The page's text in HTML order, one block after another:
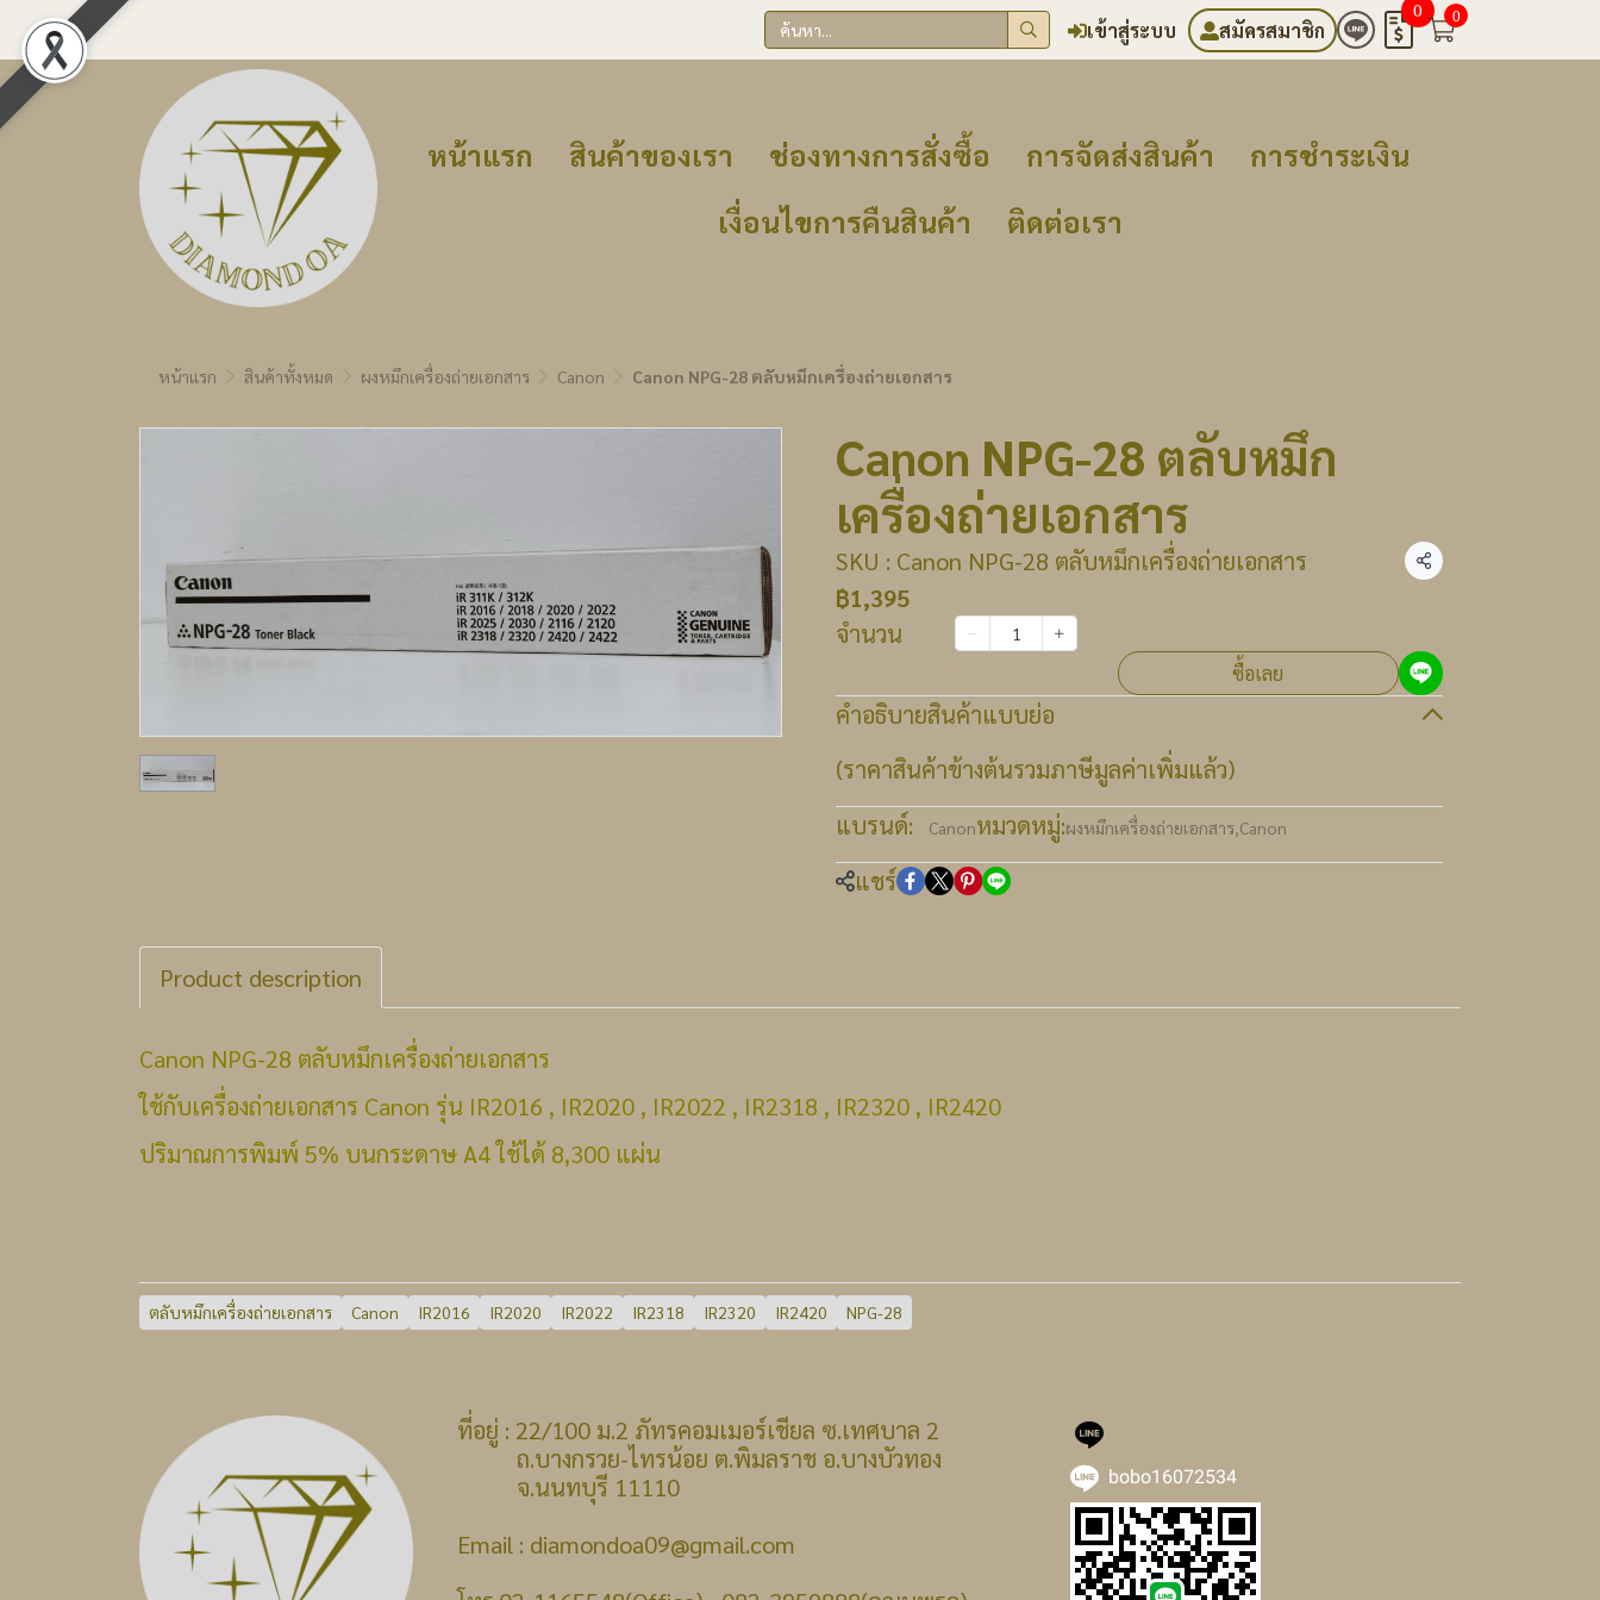
เข้าสู่ระบบ สมัครสมาชิก
0 0
หน้าแรก สินค้าของเรา ช่องทางการสั่งซื้อ การจัดส่งสินค้า
การชำระเงิน
เงื่อนไขการคืนสินค้า
ติดต่อเรา
หน้าแรก สินค้าทั้งหมด ผงหมึกเครื่องถ่ายเอกสาร Canon Canon NPG-28 ตลับหมึกเครื่องถ่ายเอกสาร
Canon NPG-28 ตลับหมึก
เครื่องถ่ายเอกสาร
SKU : Canon NPG-28 ตลับหมึกเครื่องถ่ายเอกสาร แชร์
฿1,395
จำนวน
ซื้อเลย
คำอธิบายสินค้าแบบย่อ
(ราคาสินค้าข้างต้นรวมภาษีมูลค่าเพิ่มแล้ว)
แบรนด์:
Canonหมวดหมู่:ผงหมึกเครื่องถ่ายเอกสาร,Canon
แชร์
Product description
Canon NPG-28 ตลับหมึกเครื่องถ่ายเอกสาร
ใช้กับเครื่องถ่ายเอกสาร Canon รุ่น IR2016 , IR2020 , IR2022 , IR2318 , IR2320 , IR2420
ปริมาณการพิมพ์ 5% บนกระดาษ A4 ใช้ได้ 8,300 แผ่น
ตลับหมึกเครื่องถ่ายเอกสาร Canon IR2016 IR2020 IR2022 IR2318 IR2320 IR2420 NPG-28
ที่อยู่ : 22/100 ม.2 ภัทรคอมเมอร์เชียล ซ.เทศบาล 2
ถ.บางกรวย-ไทรน้อย ต.พิมลราช อ.บางบัวทอง
จ.นนทบุรี 11110
Email : diamondoa09@gmail.com
bobo16072534